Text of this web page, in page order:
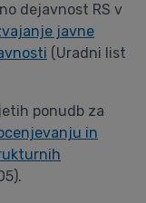
dejavnost RS v
javne
(Uradni list
ponudb za
in